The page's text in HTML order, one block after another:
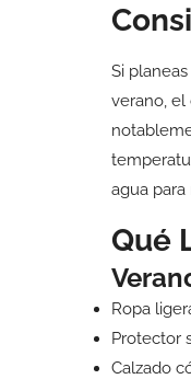
Si
verano, el
agua
Qué
Ropa
Protector
Calzado